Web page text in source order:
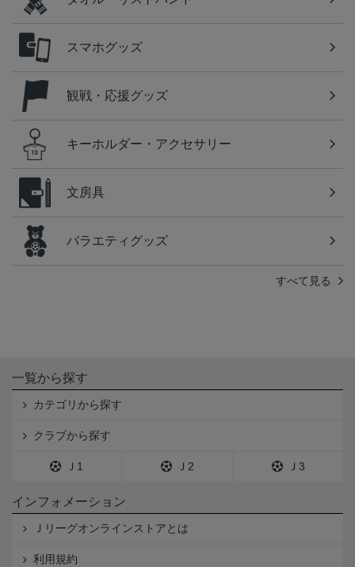
スマホグッズ
観戦・応援グッズ
キーホルダー・アクセサリー
文房具
バラエティグッズ
すべて見る
一覧から探す
カテゴリから探す
クラブから探す
Ｊ1 Ｊ2 Ｊ3
インフォメーション
Ｊリーグオンラインストアとは
利用規約